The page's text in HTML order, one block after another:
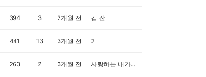
394 3 2개월 전 김 산
441 13 3개월 전 기
263 2 3개월 전 사랑하는 내가족 ㆍcashwalker